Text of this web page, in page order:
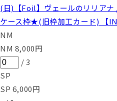
(日)【Foil】ヴェールのリリア
ケース枠★(旧枠加工カード) 【
NM
NM 8,000円
/3
SP
SP 6,000円